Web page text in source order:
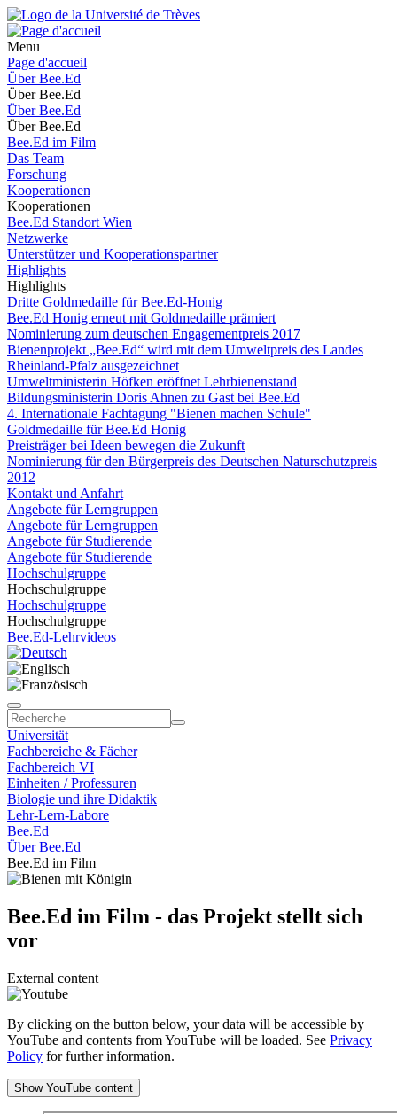
Menu
Page d'accueil
Über Bee.Ed
Über Bee.Ed
Über Bee.Ed
Über Bee.Ed
Bee.Ed im Film
Das Team
Forschung
Kooperationen
Kooperationen
Bee.Ed Standort Wien
Netzwerke
Unterstützer und Kooperationspartner
Highlights
Highlights
Dritte Goldmedaille für Bee.Ed-Honig
Bee.Ed Honig erneut mit Goldmedaille prämiert
Nominierung zum deutschen Engagementpreis 2017
Bienenprojekt „Bee.Ed“ wird mit dem Umweltpreis des Landes
Rheinland-Pfalz ausgezeichnet
Umweltministerin Höfken eröffnet Lehrbienenstand
Bildungsministerin Doris Ahnen zu Gast bei Bee.Ed
4. Internationale Fachtagung "Bienen machen Schule"
Goldmedaille für Bee.Ed Honig
Preisträger bei Ideen bewegen die Zukunft
Nominierung für den Bürgerpreis des Deutschen Naturschutzpreis
2012
Kontakt und Anfahrt
Angebote für Lerngruppen
Angebote für Lerngruppen
Angebote für Studierende
Angebote für Studierende
Hochschulgruppe
Hochschulgruppe
Hochschulgruppe
Hochschulgruppe
Bee.Ed-Lehrvideos
Universität
Fachbereiche & Fächer
Fachbereich VI
Einheiten / Professuren
Biologie und ihre Didaktik
Lehr-Lern-Labore
Bee.Ed
Über Bee.Ed
Bee.Ed im Film
Bee.Ed im Film - das Projekt stellt sich
vor
External content
By clicking on the button below, your data will be accessible by
YouTube and contents from YouTube will be loaded. See Privacy
Policy for further information.
Show YouTube content